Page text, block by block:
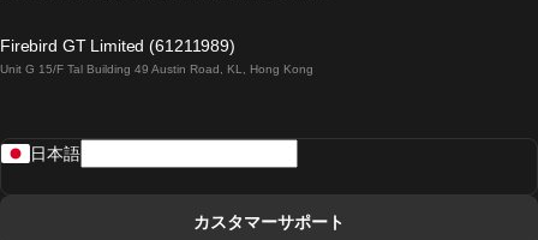
ローマからナポリまでの列車
Firebird GT Limited (61211989)
Unit G 15/F Tal Building 49 Austin Road, KL, Hong Kong
日本語
カスタマーサポート